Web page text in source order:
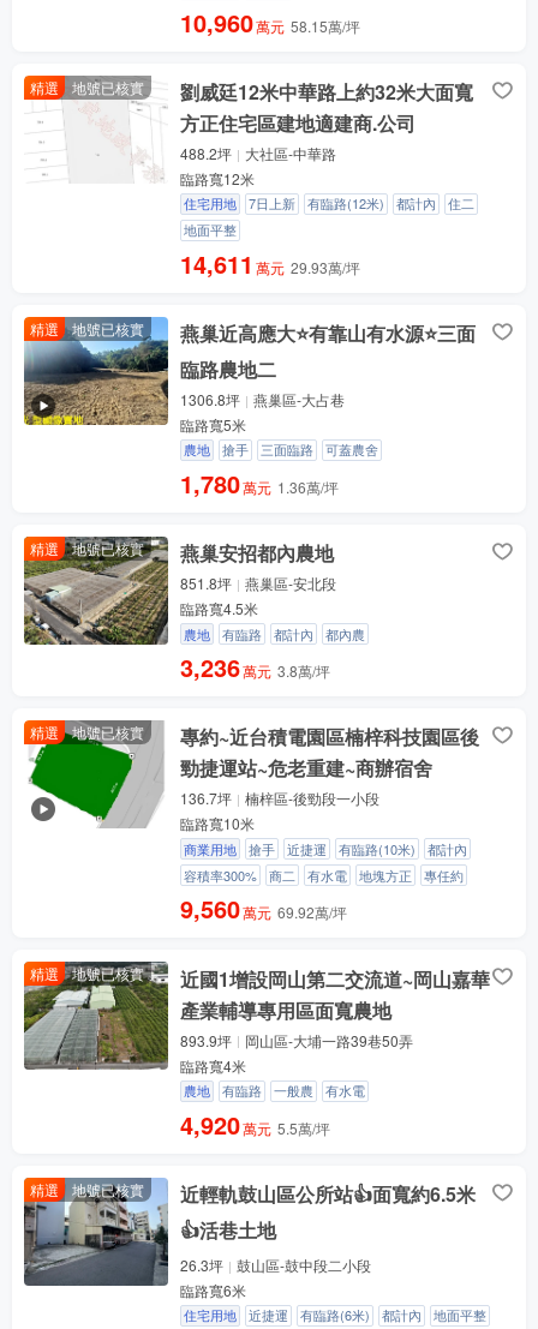
10,960萬元 58.15萬/坪
精選 地號已核實
劉威廷12米中華路上約32米大面寬
方正住宅區建地適建商.公司
488.2坪
大社區-中華路
臨路寬12米
住宅用地 7日上新 有臨路(12米) 都計內
住二
地面平整
14,611 萬元 29.93萬/坪
精選 地號已核實
燕巢近高應大⭐有靠山有水源⭐三面
臨路農地二
1306.8坪
燕巢區-大占巷
臨路寬5米
農地 搶手 三面臨路 可蓋農舍
1,780萬元 1.36萬/坪
精選 地號已核實 燕巢安招都內農地
851.8坪
燕巢區-安北段
臨路寬4.5米
農地 有臨路 都計內 都內農
3,236萬元 3.8萬/坪
精選 地號已核實
專約~近台積電園區楠梓科技園區後
勁捷運站~危老重建~商辦宿舍
136.7坪
楠梓區-後勁段一小段
臨路寬10米
商業用地 搶手 近捷運 有臨路(10米)
都計內
容積率300%
商二 有水電 地塊方正 專任約
9,560萬元 69.92萬/坪
精選 地號已核實
近國1增設岡山第二交流道~岡山嘉華
產業輔導專用區面寬農地
893.9坪
岡山區-大埔一路39巷50弄
臨路寬4米
農地 有臨路 一般農 有水電
4,920萬元 5.5萬/坪
精選 地號已核實
近輕軌鼓山區公所站👍面寬約6.5米
👍活巷土地
26.3坪
鼓山區-鼓中段二小段
臨路寬6米
住宅用地 近捷運 有臨路(6米) 都計內 地面平整